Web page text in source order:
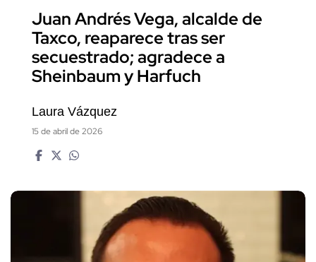
Juan Andrés Vega, alcalde de
Taxco, reaparece tras ser
secuestrado; agradece a
Sheinbaum y Harfuch
Laura Vázquez
15 de abril de 2026